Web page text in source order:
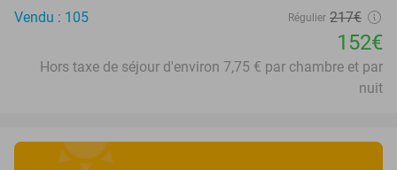
Vendu : 105
Régulier 217€
152€
Hors taxe de séjour d'environ 7,75 € par chambre et par
nuit